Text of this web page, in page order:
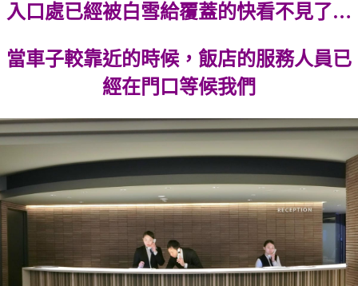
入口處已經被白雪給覆蓋的快看不見了…
當車子較靠近的時候，飯店的服務人員已
經在門口等候我們